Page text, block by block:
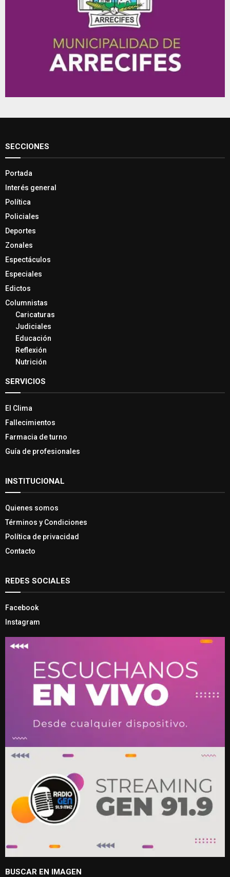
SECCIONES
Portada
Interés general
Política
Policiales
Deportes
Zonales
Espectáculos
Especiales
Edictos
Columnistas
Caricaturas
Judiciales
Educación
Reflexión
Nutrición
SERVICIOS
El Clima
Fallecimientos
Farmacia de turno
Guía de profesionales
INSTITUCIONAL
Quienes somos
Términos y Condiciones
Política de privacidad
Contacto
REDES SOCIALES
Facebook
Instagram
BUSCAR EN IMAGEN